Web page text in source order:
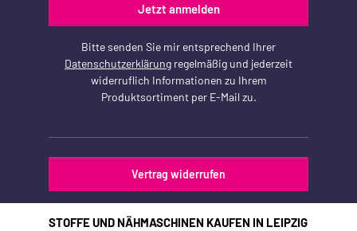
Jetzt anmelden
Bitte senden Sie mir entsprechend Ihrer
Datenschutzerklärung regelmäßig und jederzeit
widerruflich Informationen zu Ihrem
Produktsortiment per E-Mail zu.
Vertrag widerrufen
STOFFE UND NÄHMASCHINEN KAUFEN IN LEIPZIG